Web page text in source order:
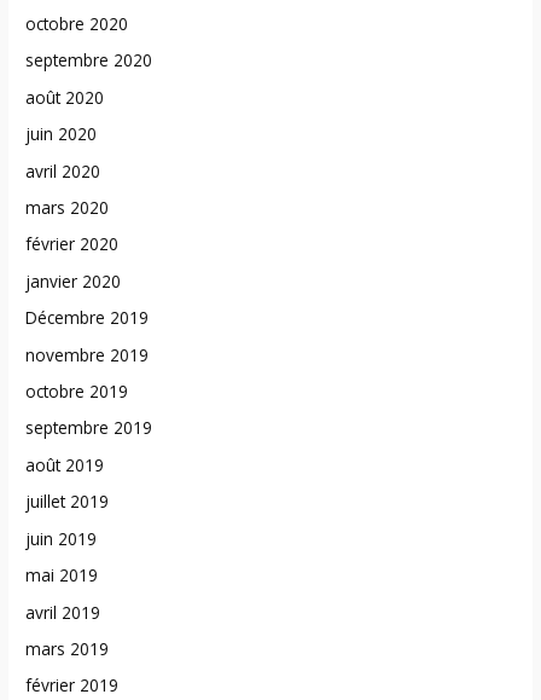
octobre 2020
septembre 2020
août 2020
juin 2020
avril 2020
mars 2020
février 2020
janvier 2020
Décembre 2019
novembre 2019
octobre 2019
septembre 2019
août 2019
juillet 2019
juin 2019
mai 2019
avril 2019
mars 2019
février 2019